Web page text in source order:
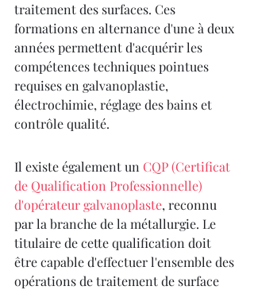
traitement des surfaces. Ces
formations en alternance d'une à deux
années permettent d'acquérir les
compétences techniques pointues
requises en galvanoplastie,
électrochimie, réglage des bains et
contrôle qualité.
Il existe également un CQP (Certificat
de Qualification Professionnelle)
d'opérateur galvanoplaste, reconnu
par la branche de la métallurgie. Le
titulaire de cette qualification doit
être capable d'effectuer l'ensemble des
opérations de traitement de surface